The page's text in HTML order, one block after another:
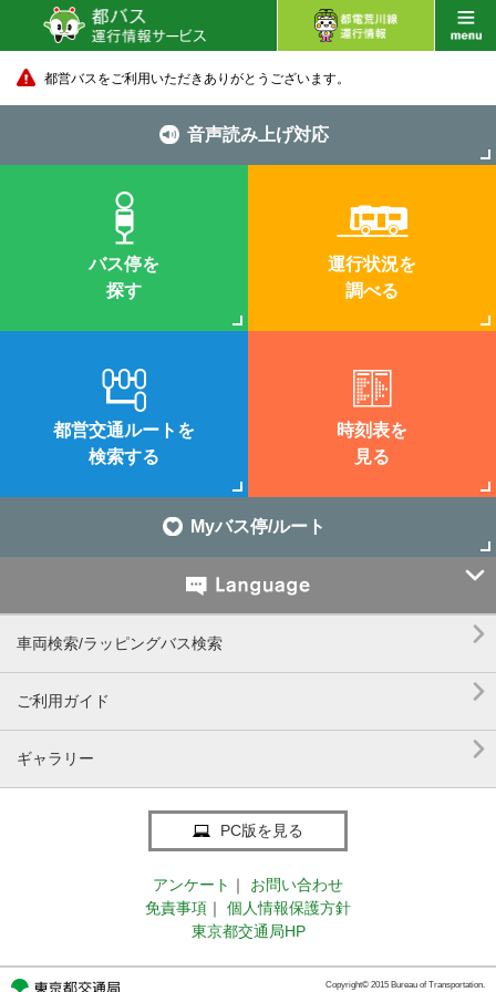
都営バスをご利用いただきありがとうございます。
音声読み上げ対応
バス停を
探す
運行状況を
調べる
都営交通ルートを
検索する
時刻表を
見る
Myバス停/ルート

車両検索/ラッピングバス検索 
ご利用ガイド 
ギャラリー 
PC版を見る
アンケート ｜
お問い合わせ
免責事項 ｜
個人情報保護方針
東京都交通局HP
Copyright© 2015 Bureau of Transportation.